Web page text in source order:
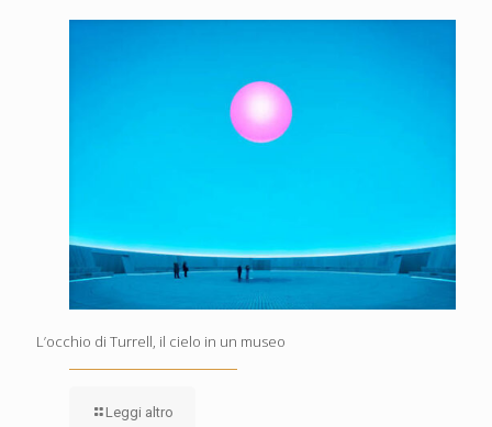
L’occhio di Turrell, il cielo in un museo
Leggi altro